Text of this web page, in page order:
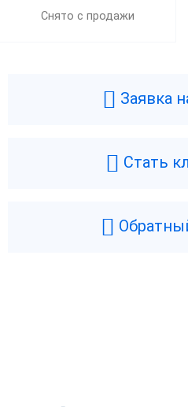
Снято с продажи
Заявка
Стать